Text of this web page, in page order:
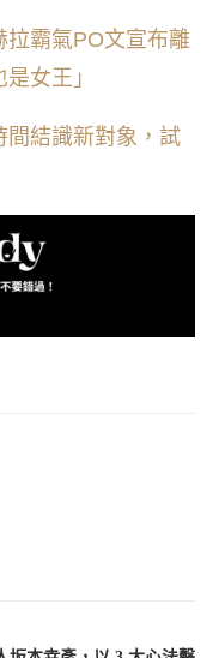
拉霸氣PO文宣布離
女王」
間結識新對象，試